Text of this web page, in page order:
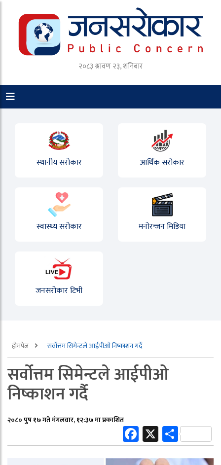
२०८३ श्रावण २३, शनिबार
स्थानीय सरोकार आर्थिक सरोकार
स्वास्थ्य सरोकार मनोरन्जन मिडिया
जनसरोकार टिभी
होमपेज सर्वोत्तम सिमेन्टले आईपीओ निष्काशन गर्दै
सर्वोत्तम सिमेन्टले आईपीओ
निष्काशन गर्दै
२०८० पुष १७ गते मंगलवार, १२:३७ मा प्रकाशित
Facebook
XShare